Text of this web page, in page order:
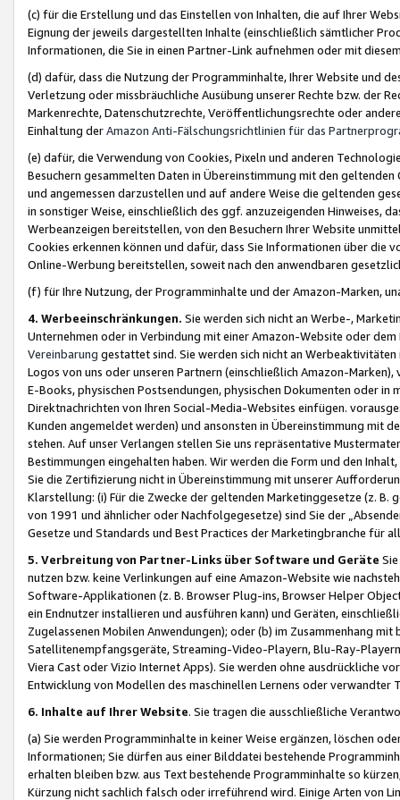
(c) für die Erstellung und das Einstellen von Inhalten, die auf Ihrer
Eignung der jeweils dargestellten Inhalte (einschließlich sämtlicher
Informationen, die Sie in einen Partner-Link aufnehmen oder mit
(d) dafür, dass die Nutzung der Programminhalte, Ihrer Website und
Verletzung oder missbräuchliche Ausübung unserer Rechte bzw. der
Markenrechte, Datenschutzrechte, Veröffentlichungsrechte oder
Einhaltung derAmazon Anti-Fälschungsrichtlinien für das
(e) dafür, die Verwendung von Cookies, Pixeln und anderen
Besuchern gesammelten Daten in Übereinstimmung mit den
und angemessen darzustellen und auf andere Weise die geltenden
in sonstiger Weise, einschließlich des ggf. anzuzeigenden Hinweises,
Werbeanzeigen bereitstellen, von den Besuchern Ihrer Website
Cookies erkennen können und dafür, dass Sie Informationen über die
Online-Werbung bereitstellen, soweit nach den anwendbaren
(f) für Ihre Nutzung, der Programminhalte und der Amazon-Marken,
4. Werbeeinschränkungen. Sie werden sich nicht an Werbe-,
Unternehmen oder in Verbindung mit einer Amazon-Website oder
Vereinbarung gestattet sind. Sie werden sich nicht an
Logos von uns oder unseren Partnern (einschließlich Amazon-
E-Books, physischen Postsendungen, physischen Dokumenten oder in
Direktnachrichten von Ihren Social-Media-Websites einfügen.
Kunden angemeldet werden) und ansonsten in Übereinstimmung mit
stehen. Auf unser Verlangen stellen Sie uns repräsentative
Bestimmungen eingehalten haben. Wir werden die Form und den
Sie die Zertifizierung nicht in Übereinstimmung mit unserer
Klarstellung: (i) Für die Zwecke der geltenden Marketinggesetze (z. B.
von 1991 und ähnlicher oder Nachfolgegesetze) sind Sie der
Gesetze und Standards und Best Practices der Marketingbranche für
5. Verbreitung von Partner-Links über Software und Geräte
nutzen bzw. keine Verlinkungen auf eine Amazon-Website wie
Software-Applikationen (z. B. Browser Plug-ins, Browser Helper
ein Endnutzer installieren und ausführen kann) und Geräten,
Zugelassenen Mobilen Anwendungen); oder (b) im Zusammenhang
Satellitenempfangsgeräte, Streaming-Video-Playern, Blu-Ray-
Viera Cast oder Vizio Internet Apps). Sie werden ohne ausdrückliche
Entwicklung von Modellen des maschinellen Lernens oder
6. Inhalte auf Ihrer Website. Sie tragen die ausschließliche
(a) Sie werden Programminhalte in keiner Weise ergänzen, löschen
Informationen; Sie dürfen aus einer Bilddatei bestehende
erhalten bleiben bzw. aus Text bestehende Programminhalte so
Kürzung nicht sachlich falsch oder irreführend wird. Einige Arten von